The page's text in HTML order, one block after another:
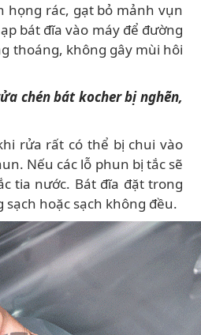
họng rác, gạt bỏ mảnh vụn
bát đĩa vào máy để đường
thoáng, không gây mùi hôi
chén bát kocher bị nghẽn,
rửa rất có thể bị chui vào
Nếu các lỗ phun bị tắc sẽ
tia nước. Bát đĩa đặt trong
hoặc sạch không đều.